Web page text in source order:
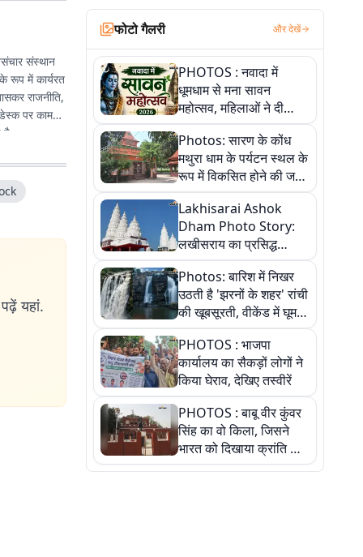
संस्थान
रूप में कार्यरत
राजनीति,
पर काम
यहां.
फोटो गैलरी और देखें
PHOTOS : नवादा में
धूमधाम से मना सावन
महोत्सव, महिलाओं ने दी
सांस्कृतिक प्रस्तुतियां
Photos: सारण के कोंध
मथुरा धाम के पर्यटन स्थल के
रूप में विकसित होने की जगी
आस, 9 तस्वीरों में देखें पूरी
कहानी
Lakhisarai Ashok
Dham Photo Story:
लखीसराय का प्रसिद्ध
अशोक धाम—आस्था,
श्रृंगार, अनुष्ठान और
अलौकिक संध्या आरती के
विहंगम दृश्य
Photos: बारिश में निखर
उठती है 'झरनों के शहर' रांची
की खूबसूरती, वीकेंड में घूम
आएं ये 5 वादियां
PHOTOS : भाजपा
कार्यालय का सैकड़ों लोगों ने
किया घेराव, देखिए तस्वीरें
PHOTOS : बाबू वीर कुंवर
सिंह का वो किला, जिसने
भारत को दिखाया क्रांति का
रास्ता: तस्वीरों में देखिए